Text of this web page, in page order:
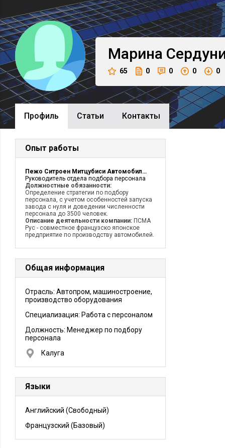
Марина
65 0 0 0 0
Профиль Cтатьи Контакты
Опыт работы
Пежо Ситроен Митцубиси Автомобили Рус
Руководитель отдела подбора персонала
Должностные обязанности:
Определение стратегии по подбору
персонала, с учетом особенностей запуска
завода с нуля и доведении численности
персонала до 3500 человек.
Описание деятельности компании: ПСМА
Рус - совместное французско японское
предприятие по производству автомобилей.
Общая информация
Отрасль: Автопром, машиностроение,
производство оборудования
Специализация: Работа с персоналом
Должность: Менеджер по подбору
персонала
Калуга
Языки
Английский (Свободный)
Французский (Базовый)